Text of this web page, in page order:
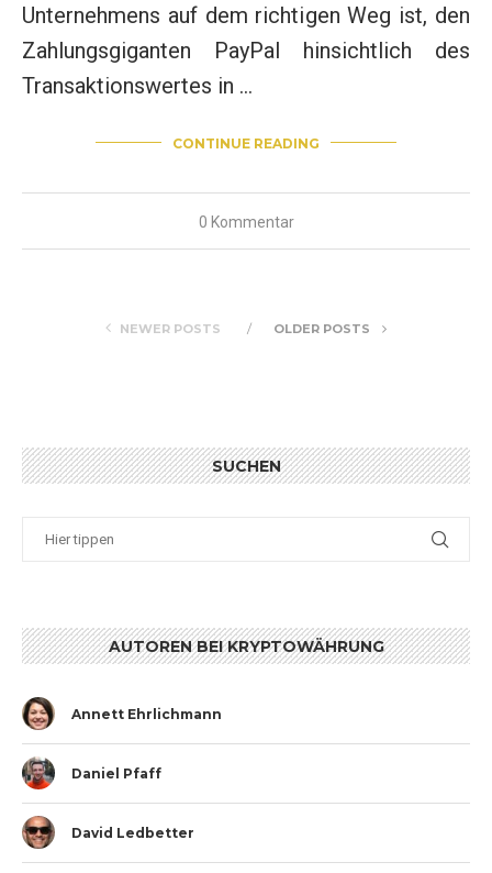
Unternehmens auf dem richtigen Weg ist, den
Zahlungsgiganten PayPal hinsichtlich des
Transaktionswertes in …
CONTINUE READING
0 Kommentar
NEWER POSTS OLDER POSTS
SUCHEN
AUTOREN BEI KRYPTOWÄHRUNG
Annett Ehrlichmann
Daniel Pfaff
David Ledbetter